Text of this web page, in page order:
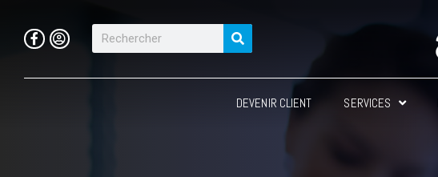
DEVENIR CLIENT SERVICES